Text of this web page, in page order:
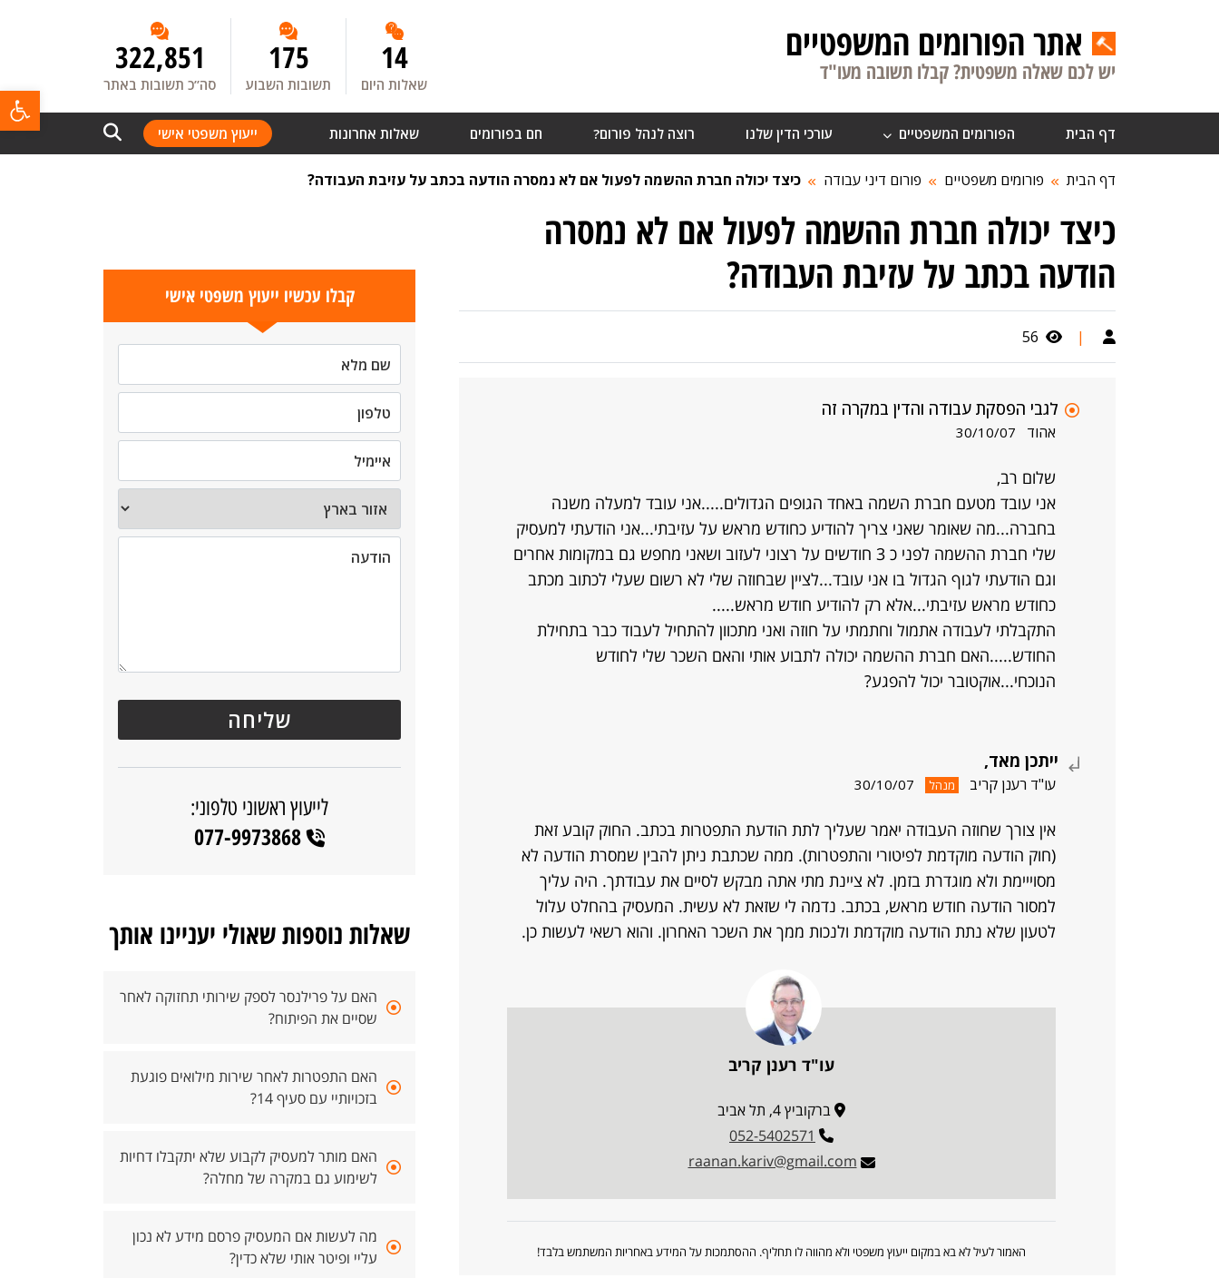
אתר הפורומים המשפטיים
יש לכם שאלה משפטית? קבלו תשובה מעו"ד 14
שאלות היום
175
תשובות השבוע
322,851
סה”כ תשובות באתר
דף הבית הפורומים המשפטיים עורכי הדין שלנו רוצה לנהל פורום? חם בפורומים שאלות אחרונות ייעוץ משפטי אישי
דף הבית פורומים משפטיים פורום דיני עבודה כיצד יכולה חברת ההשמה לפעול אם לא נמסרה הודעה בכתב על עזיבת העבודה?
כיצד יכולה חברת ההשמה לפעול אם לא נמסרה
הודעה בכתב על עזיבת העבודה?
|
56
לגבי הפסקת עבודה והדין במקרה זה
אהוד 30/10/07
שלום רב,
אני עובד מטעם חברת השמה באחד הגופים הגדולים.....אני עובד למעלה משנה
בחברה...מה שאומר שאני צריך להודיע כחודש מראש על עזיבתי...אני הודעתי למעסיק
שלי חברת ההשמה לפני כ 3 חודשים על רצוני לעזוב ושאני מחפש גם במקומות אחרים
וגם הודעתי לגוף הגדול בו אני עובד...לציין שבחוזה שלי לא רשום שעלי לכתוב מכתב
כחודש מראש עזיבתי...אלא רק להודיע חודש מראש.....
התקבלתי לעבודה אתמול וחתמתי על חוזה ואני מתכוון להתחיל לעבוד כבר בתחילת
החודש.....האם חברת ההשמה יכולה לתבוע אותי והאם השכר שלי לחודש
הנוכחי...אוקטובר יכול להפגע?
ייתכן מאד,
עו"ד רענן קריב מנהל 30/10/07
אין צורך שחוזה העבודה יאמר שעליך לתת הודעת התפטרות בכתב. החוק קובע זאת
(חוק הודעה מוקדמת לפיטורי והתפטרות). ממה שכתבת ניתן להבין שמסרת הודעה לא
מסוייימת ולא מוגדרת בזמן. לא ציינת מתי אתה מבקש לסיים את עבודתך. היה עליך
למסור הודעה חודש מראש, בכתב. נדמה לי שזאת לא עשית. המעסיק בהחלט עלול
לטעון שלא נתת הודעה מוקדמת ולנכות ממך את השכר האחרון. והוא רשאי לעשות כן.
עו"ד רענן קריב
ברקוביץ 4, תל אביב
052-5402571
raanan.kariv@gmail.com
האמור לעיל לא בא במקום ייעוץ משפטי ולא מהווה לו תחליף. ההסתמכות על המידע באחריות המשתמש בלבד!
קבלו עכשיו ייעוץ משפטי אישי
לייעוץ ראשוני טלפוני:
077-9973868
שאלות נוספות שאולי יעניינו אותך
האם על פרילנסר לספק שירותי תחזוקה לאחר
שסיים את הפיתוח?
האם התפטרות לאחר שירות מילואים פוגעת
בזכויותיי עם סעיף 14?
האם מותר למעסיק לקבוע שלא יתקבלו דחיות
לשימוע גם במקרה של מחלה?
מה לעשות אם המעסיק פרסם מידע לא נכון
עליי ופיטר אותי שלא כדין?